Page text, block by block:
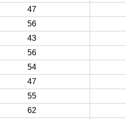
47
56
43
56
54
47
55
62